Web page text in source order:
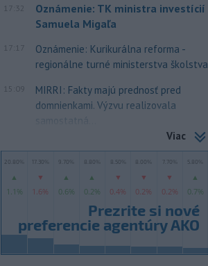
17:32
Oznámenie: TK ministra investícií
Samuela Migaľa
17:17
Oznámenie: Kurikurálna reforma -
regionálne turné ministerstva školstva
15:09
MIRRI: Fakty majú prednosť pred
domnienkami. Výzvu realizovala
samostatná...
Viac